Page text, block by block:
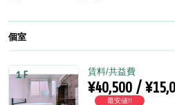
個室
１F 賃料/共益費
¥40,500 /
最安値!!